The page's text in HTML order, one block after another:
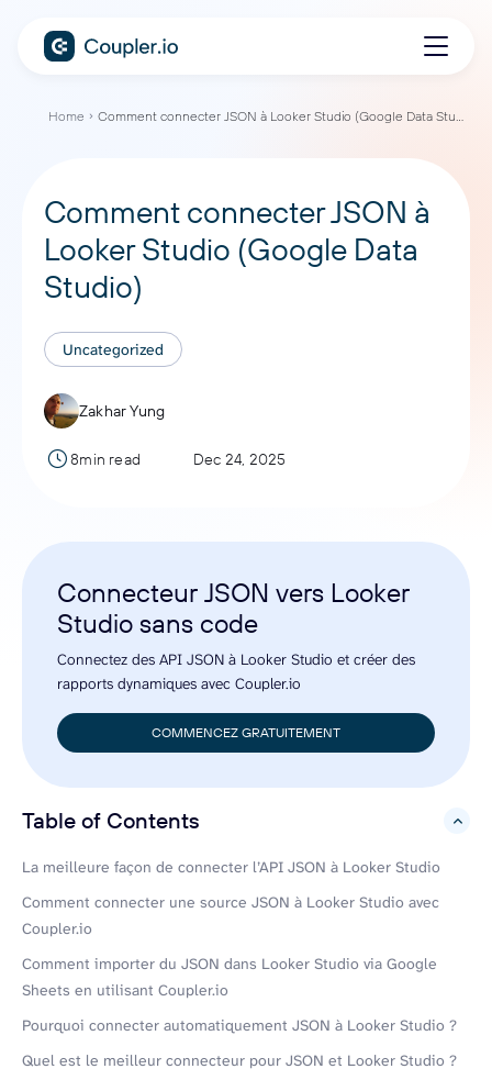
Home Comment connecter JSON à Looker Studio (Google Data Studio)
Comment connecter JSON à
Looker Studio (Google Data
Studio)
Uncategorized
Zakhar Yung
8min read Dec 24, 2025
Connecteur JSON vers Looker
Studio sans code
Connectez des API JSON à Looker Studio et créer des
rapports dynamiques avec Coupler.io
COMMENCEZ GRATUITEMENT
Table of Contents
hide
La meilleure façon de connecter l’API JSON à Looker Studio
Comment connecter une source JSON à Looker Studio avec
Coupler.io
Comment importer du JSON dans Looker Studio via Google
Sheets en utilisant Coupler.io
Pourquoi connecter automatiquement JSON à Looker Studio ?
Quel est le meilleur connecteur pour JSON et Looker Studio ?